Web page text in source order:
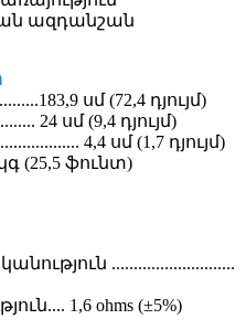
ազդանշան
սմ (72,4 դյույմ)
24 սմ (9,4 դյույմ)
4,4 սմ (1,7 դյույմ)
կգ (25,5 ֆունտ)
............................
1,6 ohms (±5%)